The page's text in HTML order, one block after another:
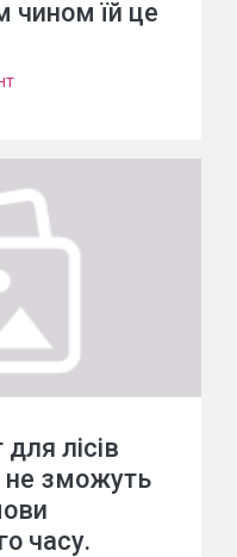
чином їй це
лісів
зможуть
часу.